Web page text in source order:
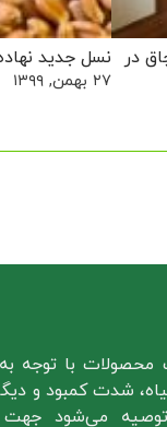
در
نسل جدید
۲۷ بهمن, ۱۳۹۹
محصولات با توجه
شدت کمبود و
توصیه می‌شود